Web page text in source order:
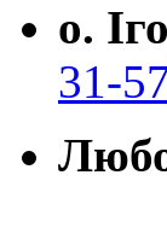
о.
31-